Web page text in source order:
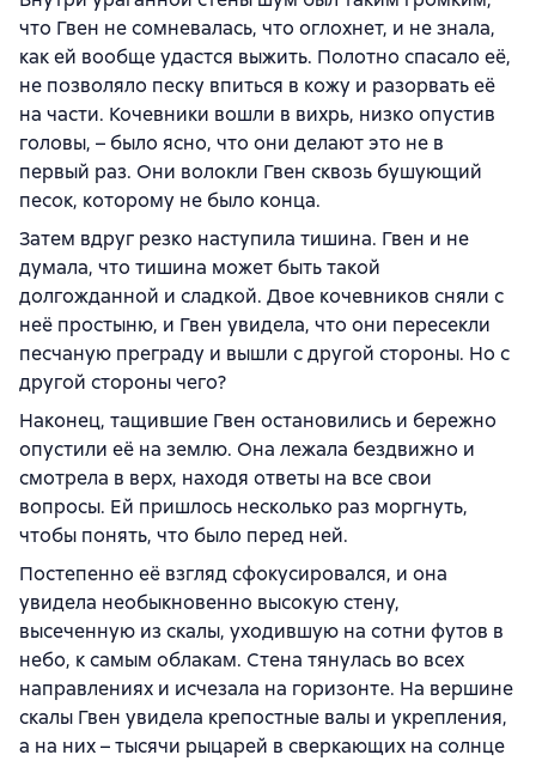
что Гвен не сомневалась, что оглохнет, и не знала,
как ей вообще удастся выжить. Полотно спасало её,
не позволяло песку впиться в кожу и разорвать её
на части. Кочевники вошли в вихрь, низко опустив
головы, – было ясно, что они делают это не в
первый раз. Они волокли Гвен сквозь бушующий
песок, которому не было конца.
Затем вдруг резко наступила тишина. Гвен и не
думала, что тишина может быть такой
долгожданной и сладкой. Двое кочевников сняли с
неё простыню, и Гвен увидела, что они пересекли
песчаную преграду и вышли с другой стороны. Но с
другой стороны чего?
Наконец, тащившие Гвен остановились и бережно
опустили её на землю. Она лежала бездвижно и
смотрела в верх, находя ответы на все свои
вопросы. Ей пришлось несколько раз моргнуть,
чтобы понять, что было перед ней.
Постепенно её взгляд сфокусировался, и она
увидела необыкновенно высокую стену,
высеченную из скалы, уходившую на сотни футов в
небо, к самым облакам. Стена тянулась во всех
направлениях и исчезала на горизонте. На вершине
скалы Гвен увидела крепостные валы и укрепления,
а на них – тысячи рыцарей в сверкающих на солнце